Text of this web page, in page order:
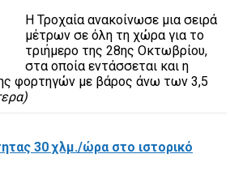
Η Τροχαία ανακοίνωσε μια σειρά
μέτρων σε όλη τη χώρα για το
τριήμερο της 28ης Οκτωβρίου,
στα οποία εντάσσεται και η
φορτηγών με βάρος άνω των 3,5
30 χλμ./ώρα στο ιστορικό